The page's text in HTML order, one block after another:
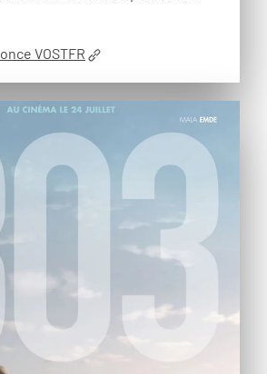
VOSTFR